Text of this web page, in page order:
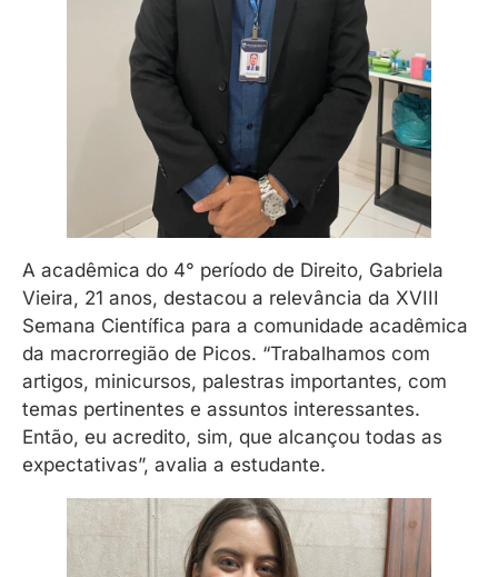
A acadêmica do 4° período de Direito, Gabriela
Vieira, 21 anos, destacou a relevância da XVIII
Semana Científica para a comunidade acadêmica
da macrorregião de Picos. “Trabalhamos com
artigos, minicursos, palestras importantes, com
temas pertinentes e assuntos interessantes.
Então, eu acredito, sim, que alcançou todas as
expectativas”, avalia a estudante.